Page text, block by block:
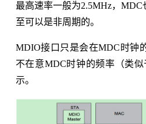
最高速率一般为2.5MHz，
至可以是非周期的。
MDIO接口只是会在MDC时钟
不在意MDC时钟的频率（类
示。